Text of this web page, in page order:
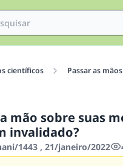
científicos Passar as
mão sobre suas
invalidado?
1443 , 21/janeiro/2022